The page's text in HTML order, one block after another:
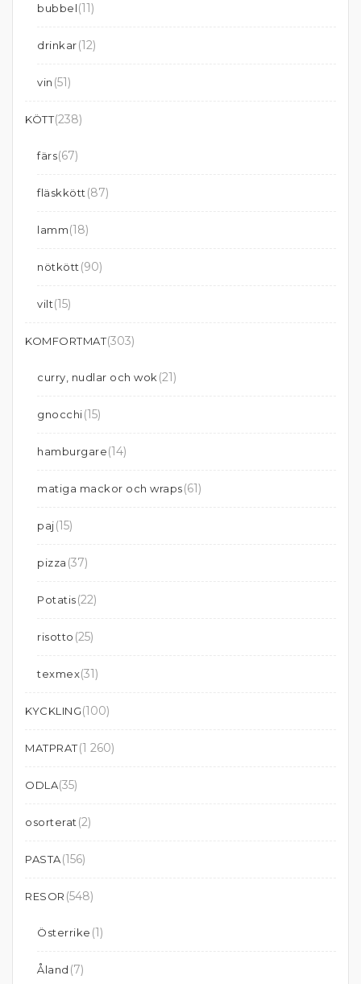
bubbel(11)
drinkar(12)
vin (51)
KÖTT(238)
färs(67)
fläskkött (87)
lamm(18)
nötkött (90)
vilt(15)
KOMFORTMAT(303)
curry, nudlar och wok (21)
gnocchi(15)
hamburgare(14)
matiga mackor och wraps(61)
paj(15)
pizza (37)
Potatis(22)
risotto (25)
texmex(31)
KYCKLING(100)
MATPRAT(1 260)
ODLA(35)
osorterat (2)
PASTA(156)
RESOR (548)
Österrike (1)
Åland (7)